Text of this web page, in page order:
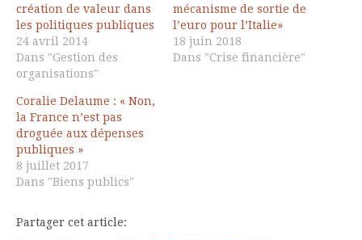
création de valeur dans
les politiques publiques
24 avril 2014
Dans "Gestion des
organisations"
mécanisme de sortie de
l’euro pour l’Italie»
18 juin 2018
Dans "Crise financière"
Coralie Delaume : « Non,
la France n’est pas
droguée aux dépenses
publiques »
8 juillet 2017
Dans "Biens publics"
Partager cet article: